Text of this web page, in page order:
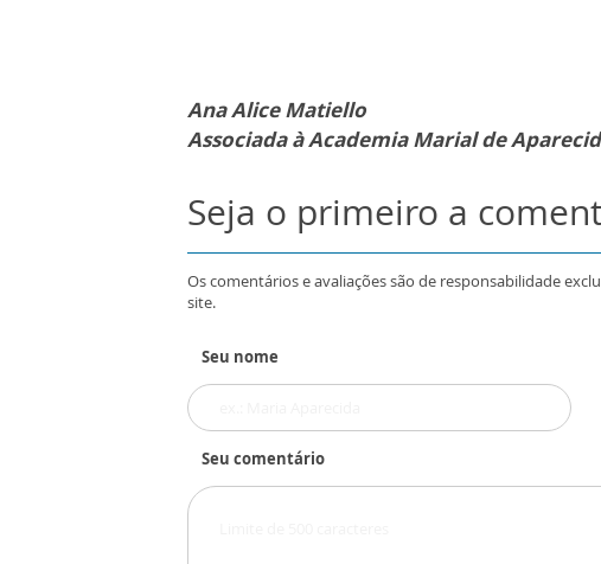
Ana Alice Matiello
Associada à Academia Marial de
Seja o primeiro a
Os comentários e avaliações são de responsabilidade
site.
Seu nome
Seu comentário